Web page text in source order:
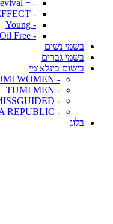
- + Revival
- MULTI EFFECT
- Young
- Oil Free
בשמי נשים
בשמי גברים
בישום בינלאומי
- TUMI WOMEN
- TUMI MEN
- MISSGUIDED
- BANANA REPUBLIC
בלוג